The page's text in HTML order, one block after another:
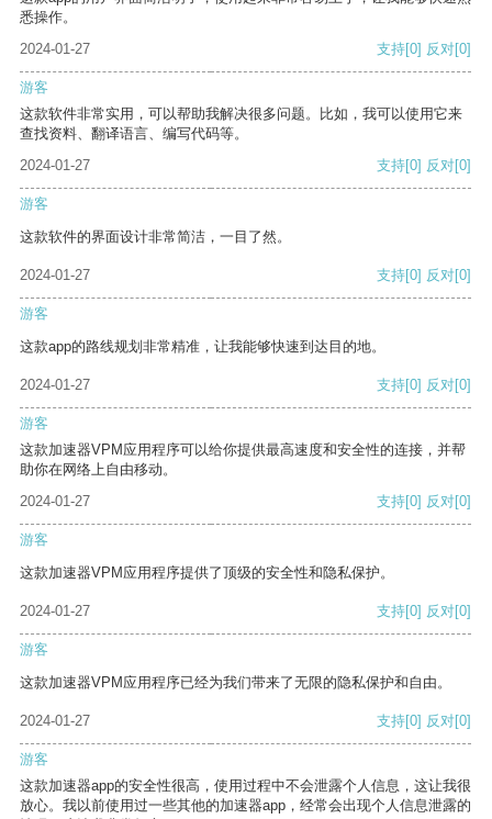
悉操作。
2024-01-27
支持[0] 反对[0]
游客
这款软件非常实用，可以帮助我解决很多问题。比如，我可以使用它来
查找资料、翻译语言、编写代码等。
2024-01-27
支持[0] 反对[0]
游客
这款软件的界面设计非常简洁，一目了然。
2024-01-27 支持[0] 反对[0]
游客
这款app的路线规划非常精准，让我能够快速到达目的地。
2024-01-27 支持[0] 反对[0]
游客
这款加速器VPM应用程序可以给你提供最高速度和安全性的连接，并帮
助你在网络上自由移动。
2024-01-27
支持[0] 反对[0]
游客
这款加速器VPM应用程序提供了顶级的安全性和隐私保护。
2024-01-27 支持[0] 反对[0]
游客
这款加速器VPM应用程序已经为我们带来了无限的隐私保护和自由。
2024-01-27 支持[0] 反对[0]
游客
这款加速器app的安全性很高，使用过程中不会泄露个人信息，这让我很
放心。我以前使用过一些其他的加速器app，经常会出现个人信息泄露的